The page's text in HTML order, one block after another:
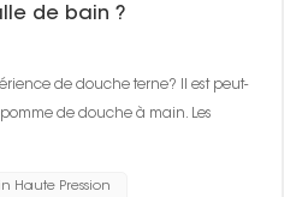
de bain ?
de douche terne? Il est peut-
de douche à main. Les
Haute Pression